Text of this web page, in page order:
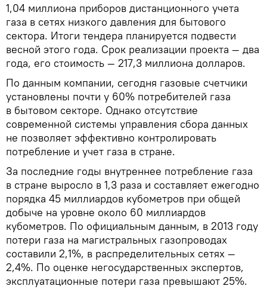
1,04 миллиона приборов дистанционного учета
газа в сетях низкого давления для бытового
сектора. Итоги тендера планируется подвести
весной этого года. Срок реализации проекта — два
года, его стоимость — 217,3 миллиона долларов.
По данным компании, сегодня газовые счетчики
установлены почти у 60% потребителей газа
в бытовом секторе. Однако отсутствие
современной системы управления сбора данных
не позволяет эффективно контролировать
потребление и учет газа в стране.
За последние годы внутреннее потребление газа
в стране выросло в 1,3 раза и составляет ежегодно
порядка 45 миллиардов кубометров при общей
добыче на уровне около 60 миллиардов
кубометров. По официальным данным, в 2013 году
потери газа на магистральных газопроводах
составили 2,1%, в распределительных сетях —
2,4%. По оценке негосударственных экспертов,
эксплуатационные потери газа превышают 25%.